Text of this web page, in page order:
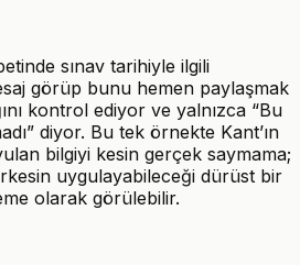
sınav tarihiyle ilgili
görüp bunu hemen paylaşmak
kontrol ediyor ve yalnızca “Bu
diyor. Bu tek örnekte Kant’ın
bilgiyi kesin gerçek saymama;
uygulayabileceği dürüst bir
olarak görülebilir.